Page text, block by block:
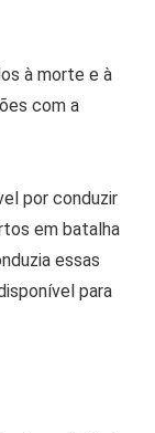
à morte e à
com a
por conduzir
em batalha
essas
para